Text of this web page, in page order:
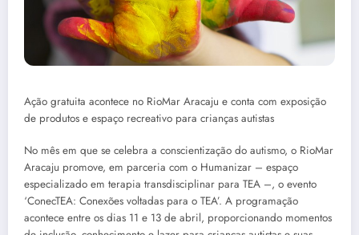
Ação gratuita acontece no RioMar Aracaju e conta com exposição
de produtos e espaço recreativo para crianças autistas
No mês em que se celebra a conscientização do autismo, o RioMar
Aracaju promove, em parceria com o Humanizar – espaço
especializado em terapia transdisciplinar para TEA –, o evento
‘ConecTEA: Conexões voltadas para o TEA’. A programação
acontece entre os dias 11 e 13 de abril, proporcionando momentos